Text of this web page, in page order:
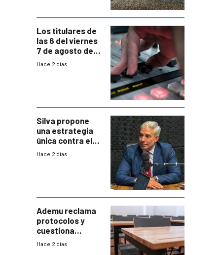
Los titulares de
las 6 del viernes
7 de agosto de
2026
Hace 2 días
Silva propone
una estrategia
única contra el
narcotráfico y
Hace 2 días
Ademu reclama
protocolos y
cuestiona
demora de
Hace 2 días